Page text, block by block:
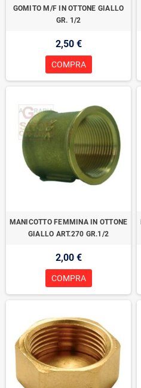
GOMITO M/F IN OTTONE GIALLO
GR. 1/2
2,50 €
COMPRA
MANICOTTO FEMMINA IN OTTONE
GIALLO ART.270 GR.1/2
2,00 €
COMPRA